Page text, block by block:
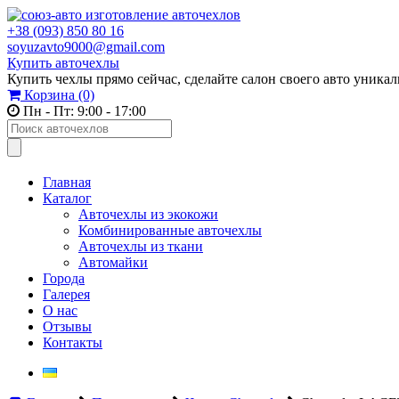
+38 (093) 850 80 16
soyuzavto9000@gmail.com
Купить авточехлы
Купить чехлы прямо сейчас, сделайте салон своего авто
Корзина (0)
Пн - Пт: 9:00 - 17:00
Главная
Каталог
Авточехлы из экокожи
Комбинированные авточехлы
Авточехлы из ткани
Автомайки
Города
Галерея
О нас
Отзывы
Контакты